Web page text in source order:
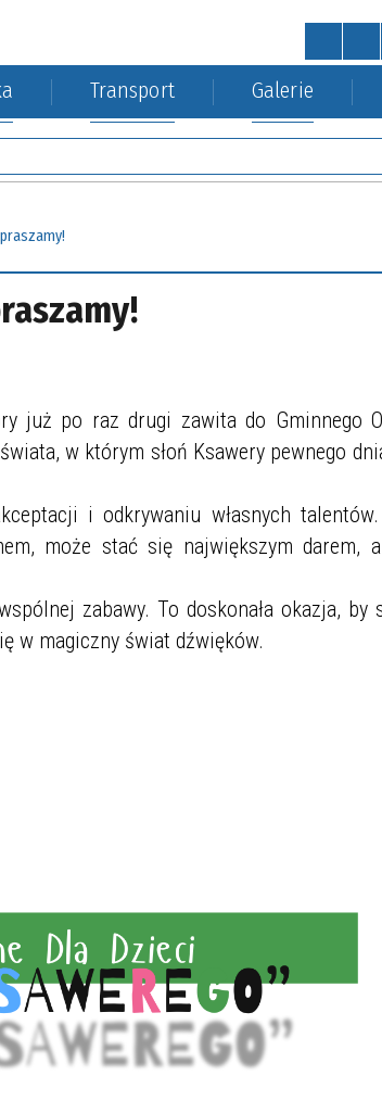
STRONA GŁÓWNA
Transport Galerie
już po raz drugi zawita do Gminnego
w którym słoń Ksawery pewnego
i odkrywaniu własnych
może stać się największym darem,
zabawy. To doskonała okazja, by
w magiczny świat dźwięków.